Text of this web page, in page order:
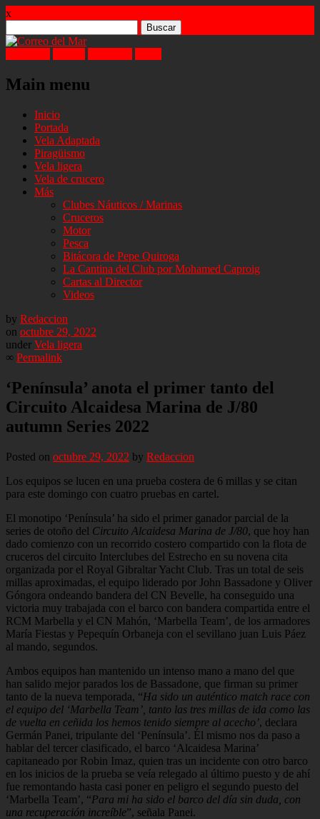
x
Main menu
Skip
content
Inicio
Portada
Vela Adaptada
Piragüismo
Vela ligera
Vela de crucero
Más
Clubes Náuticos / Marinas
Cruceros
Motor
Pesca
Bitácora de Pepe Quiroga
La Cantina del Club por Mohamed Caproig
Cartas al Director
Videos
by Redaccion
on octubre 29, 2022
under Vela ligera
∞ Permalink
‘Península’ anota el primer tanto del
Circuito Alcaidesa Marina de J/80
autumn Series 2022
Posted on octubre 29, 2022 by Redaccion
Los equipos se lucen en una prueba costera de 6 millas y se citan
para este domingo con cuatro pruebas en cartel.
El monotipo ‘Península’ ha sido el primer ganador parcial de la
series de otoño del Circuito Alcaidesa Marina de J/80, que hoy han
dado comienzo con un recorrido costero compartido con la flota de
cruceros del circuito Interclubes del Estrecho en su novena cita
organizada por el Royal Gibraltar Yacht Club. Tras un total de seis
millas aproximadas, el equipo liderado por John Bassadone y Oliver
Góngora ondeando bandera del CN Bevelle, ha conseguido una
victoria muy trabajada con el barco con bandera compartida entre el
RCM Marbella y el CN Mahón, ‘Marbella Team’, de los armadores
María Fiestas y Pepequín Orbaneja con el sevillano juan Luis Páez
al mando, segundos.
Ambos equipos han mantenido un intenso mano a mano del que
han salido mejor parados los de Bassadone, que firman su primer
tanto de la nueva temporada, “Ha sido un auténtico match race con
el equipo del ‘Marbella Team’, tanto las tres millas de ida como las
de vuelta en ceñida los hemos tenido siempre al acecho’, declara
Germán Panei, tripulante del ‘Península’. Él mismo nos da paso a
hablar del tercer clasificado, el barco ‘Alcaidesa Marina’
capitaneado por Robin Imaz, quien tras un incidente con otro barco
en los inicios de la prueba se veía relegado al último puesto y de ahí
fue remontando hasta casi poner en peligro el segundo puesto del
‘Marbella Team’, “Para mi ha sido el barco del día sin duda, con
una recuperación increíble”, señala Panei.